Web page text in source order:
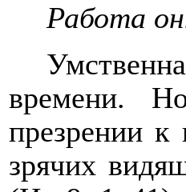
Работа
времени.
презрении к
зрячих